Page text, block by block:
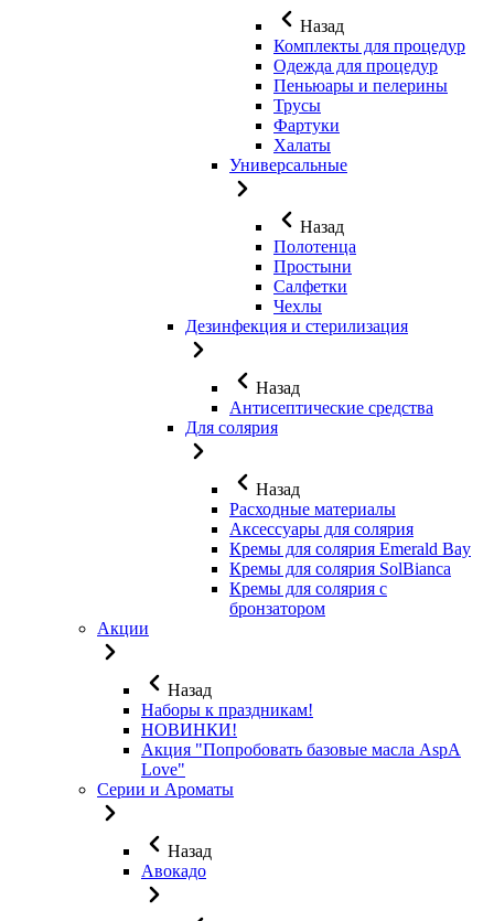
Назад
Комплекты для процедур
Одежда для процедур
Пеньюары и пелерины
Трусы
Фартуки
Халаты
Универсальные
Назад
Полотенца
Простыни
Салфетки
Чехлы
Дезинфекция и стерилизация
Назад
Антисептические средства
Для солярия
Назад
Расходные материалы
Аксессуары для солярия
Кремы для солярия Emerald Bay
Кремы для солярия SolBianca
Кремы для солярия с
бронзатором
Акции
Назад
Наборы к праздникам!
НОВИНКИ!
Акция "Попробовать базовые масла AspA
Love"
Серии и Ароматы
Назад
Авокадо